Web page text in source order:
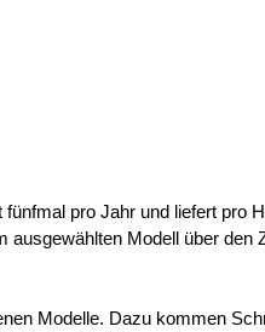
pro Jahr und liefert pro
Modell über den
Modelle. Dazu kommen